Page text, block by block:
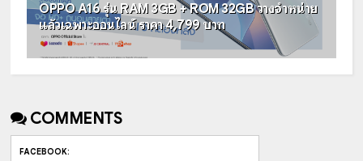
OPPO A16 รุ่น RAM 3GB + ROM 32GB วางจำหน่าย
แล้วเฉพาะออนไลน์ ราคา 4,799 บาท
COMMENTS
FACEBOOK: